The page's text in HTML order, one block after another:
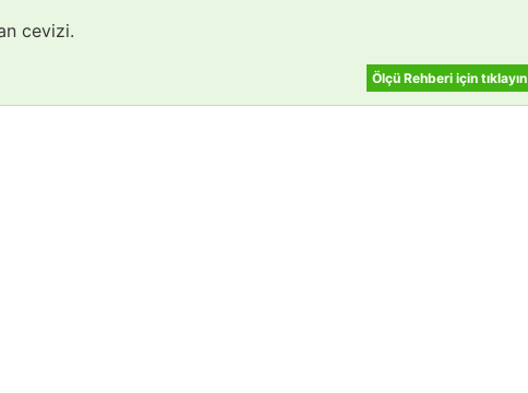
cevizi.
Ölçü Rehberi için tıklayın